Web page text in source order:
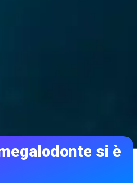
si è